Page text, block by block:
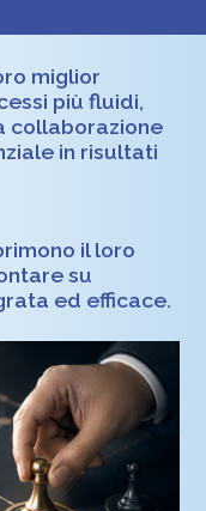
miglior
più fluidi,
collaborazione
in risultati
il loro
su
ed efficace.